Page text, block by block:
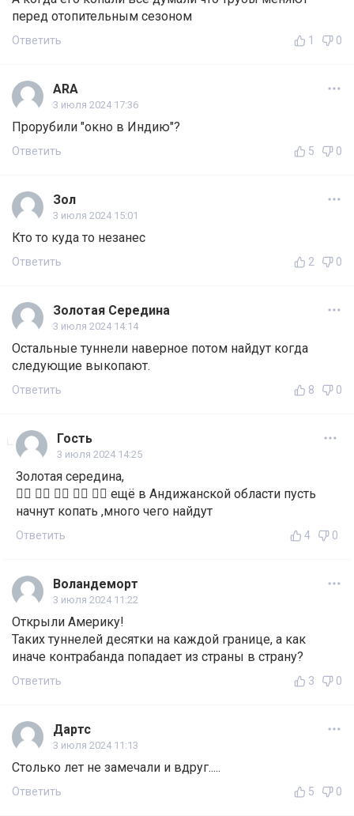
перед отопительным сезоном
Ответить 1 0
ARA
3 июля 2024 17:36
Прорубили "окно в Индию"?
Ответить 5 0
Зол
3 июля 2024 15:01
Кто то куда то незанес
Ответить 2 0
Золотая Середина
3 июля 2024 14:14
Остальные туннели наверное потом найдут когда
следующие выкопают.
Ответить 8 0
Гость
3 июля 2024 14:25
Золотая середина,
👍🏼 👍🏼 👍🏼 👍🏼 👍🏼 ещё в Андижанской области пусть
начнут копать ,много чего найдут
Ответить 4 0
Воландеморт
3 июля 2024 11:22
Открыли Америку!
Таких туннелей десятки на каждой границе, а как
иначе контрабанда попадает из страны в страну?
Ответить 3 0
Дартс
3 июля 2024 11:13
Столько лет не замечали и вдруг.....
Ответить 5 0